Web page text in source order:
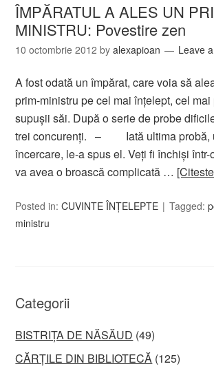
ÎMPĂRATUL A ALES UN
MINISTRU: Povestire zen
10 octombrie 2012 byalexapioan Leave
A fost odată un împărat, care voia să
prim-ministru pe cel mai înţelept, cel
supuşii săi. După o serie de probe
trei concurenţi. – Iată ultima probă,
încercare, le-a spus el. Veţi fi închişi
va avea o broască complicată …
Posted in:CUVINTE ÎNȚELEPTE Tagged:
ministru
Categorii
BISTRIȚA DE NĂSĂUD (49)
CĂRȚILE DIN BIBLIOTECĂ (125)